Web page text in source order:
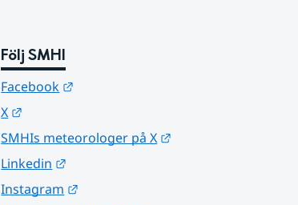
Följ SMHI
Facebook
X
SMHIs meteorologer på X
Linkedin
Instagram